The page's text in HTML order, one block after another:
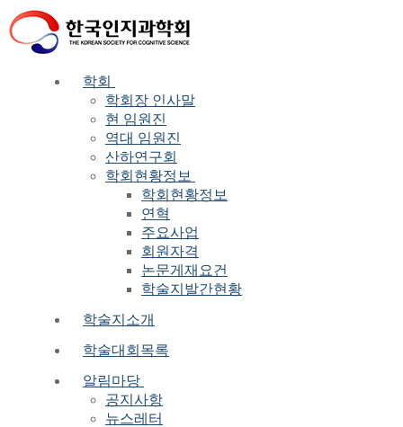
Skip
to
content
Menu
Close
학회
학회장 인사말
현 임원진
역대 임원진
산하연구회
학회현황정보
학회현황정보
연혁
주요사업
회원자격
논문게재요건
학술지발간현황
학술지소개
학술대회목록
알림마당
공지사항
뉴스레터